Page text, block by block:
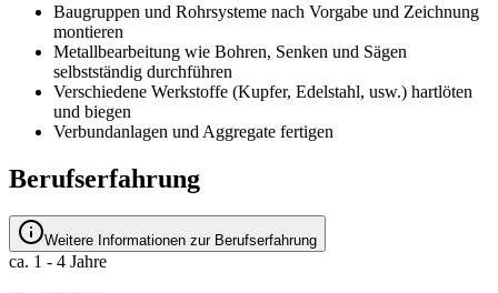
Baugruppen und Rohrsysteme nach Vorgabe und Zeichnung
montieren
Metallbearbeitung wie Bohren, Senken und Sägen
selbstständig durchführen
Verschiedene Werkstoffe (Kupfer, Edelstahl, usw.) hartlöten
und biegen
Verbundanlagen und Aggregate fertigen
Berufserfahrung
Weitere Informationen zur Berufserfahrung
ca. 1 - 4 Jahre